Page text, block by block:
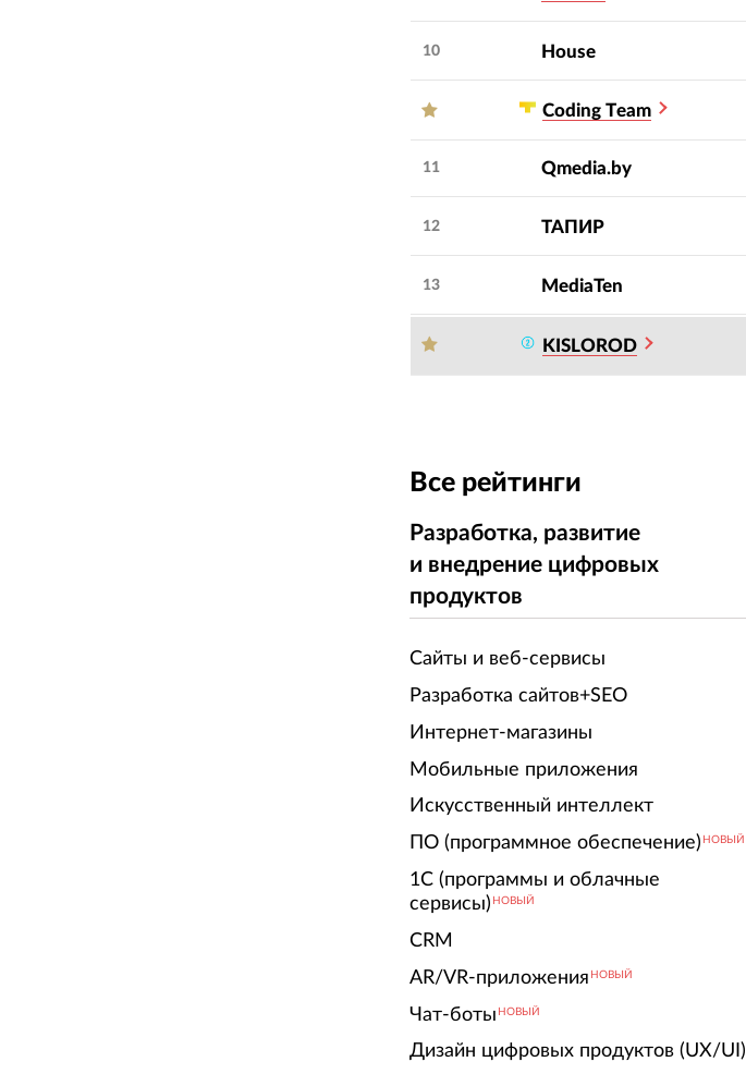
10 House
Сoding Тeam
11 Qmedia.by
12 ТАПИР
13 MediaTen
KISLOROD
Все рейтинги
Разработка, развитие
и внедрение цифровых
продуктов
Сайты и веб-сервисы
Разработка сайтов+SEO
Интернет-магазины
Мобильные приложения
Искусственный интеллект
ПО (программное обеспечение) НОВЫЙ
1С (программы и облачные
сервисы) НОВЫЙ
CRM
AR/VR-приложения НОВЫЙ
Чат-боты НОВЫЙ
Дизайн цифровых продуктов (UX/UI)